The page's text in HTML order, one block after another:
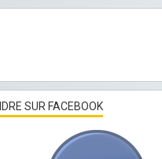
SUR FACEBOOK